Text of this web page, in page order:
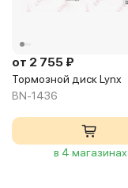
от 2 755 ₽
Тормозной диск Lynx
BN-1436
в 4 магазинах